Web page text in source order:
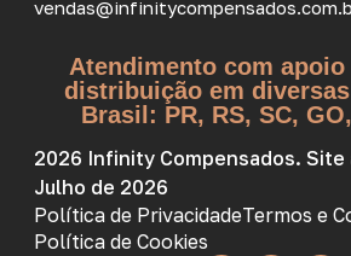
Atendimento com
distribuição em
Brasil: PR, RS, SC,
2026 Infinity Compensados. Site
Julho de 2026
Política de PrivacidadeTermos e
Política de Cookies